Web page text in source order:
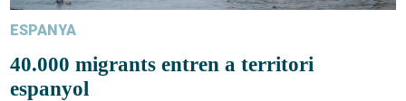
ESPANYA
40.000 migrants entren a territori
espanyol